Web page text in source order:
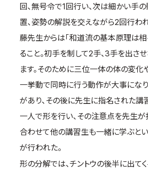
日本語
English
回、無号令で1回行い、次は細かい手
置、姿勢の解説を交えながら2回行わ
藤先生からは「和道流の基本原理は
ること。初手を制して2手、3手を出さ
ます。そのために三位一体の体の変
一挙動で同時に行う動作が大事になり
があり、その後に先生に指名された講
一人で形を行い、その注意点を先生が
合わせて他の講習生も一緒に学ぶと
が行われた。
形の分解では、チントウの後半に出て